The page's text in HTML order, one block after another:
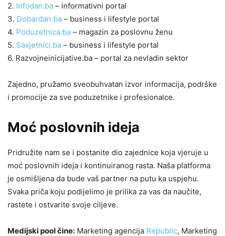
2. Infodan.ba – informativni portal
3. Dobardan.ba – business i lifestyle portal
4. Poduzetnica.ba – magazin za poslovnu ženu
5. Savjetnici.ba – business i lifestyle portal
6. Razvojneinicijative.ba – portal za nevladin sektor
Zajedno, pružamo sveobuhvatan izvor informacija, podrške
i promocije za sve poduzetnike i profesionalce.
Moć poslovnih ideja
Pridružite nam se i postanite dio zajednice koja vjeruje u
moć poslovnih ideja i kontinuiranog rasta. Naša platforma
je osmišljena da bude vaš partner na putu ka uspjehu.
Svaka priča koju podijelimo je prilika za vas da naučite,
rastete i ostvarite svoje ciljeve.
Medijski pool čine: Marketing agencija Republic, Marketing